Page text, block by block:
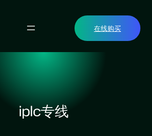
在线购买
iplc专线